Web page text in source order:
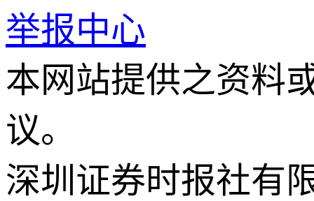
举报中心
本网站提供之资料
议。
深圳证券时报社有